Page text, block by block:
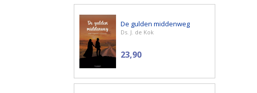
De gulden middenweg
Ds. J. de Kok
23,90